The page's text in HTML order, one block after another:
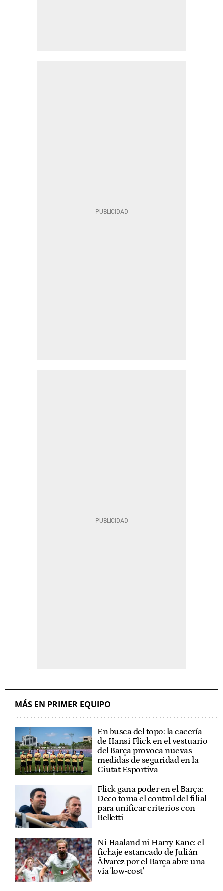
MÁS EN PRIMER EQUIPO
En busca del topo: la cacería
de Hansi Flick en el vestuario
del Barça provoca nuevas
medidas de seguridad en la
Ciutat Esportiva
Flick gana poder en el Barça:
Deco toma el control del filial
para unificar criterios con
Belletti
Ni Haaland ni Harry Kane: el
fichaje estancado de Julián
Álvarez por el Barça abre una
vía 'low-cost'